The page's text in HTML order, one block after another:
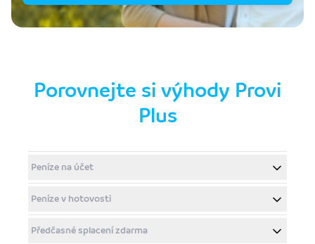
Porovnejte si výhody Provi
Plus
Peníze na účet
Peníze v hotovosti
Předčasné splacení zdarma